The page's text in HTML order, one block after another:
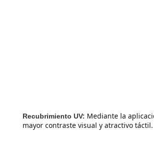
Recubrimiento UV: Mediante la
mayor contraste visual y atractivo táctil.